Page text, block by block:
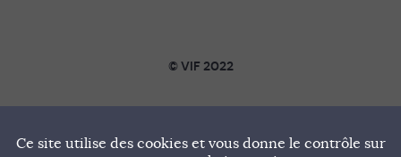
© VIF 2022
SOUTENIR VIF
Ce site utilise des cookies et vous donne le contrôle sur